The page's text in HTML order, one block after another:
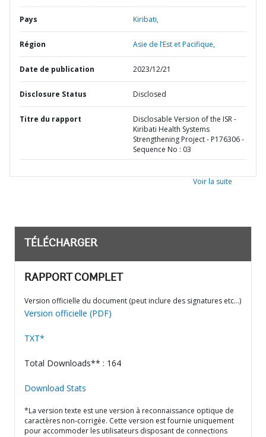
Pays Kiribati,
Région Asie de l’Est et Pacifique,
Date de publication 2023/12/21
Disclosure Status Disclosed
Titre du rapport
Disclosable Version of the ISR -
Kiribati Health Systems
Strengthening Project - P176306 -
Sequence No : 03
Voir la suite
TÉLÉCHARGER
RAPPORT COMPLET
Version officielle du document (peut inclure des signatures etc…)
Version officielle (PDF)
TXT*
Total Downloads** : 164
Download Stats
*La version texte est une version à reconnaissance optique de
caractères non-corrigée. Cette version est fournie uniquement
pour accommoder les utilisateurs disposant de connections